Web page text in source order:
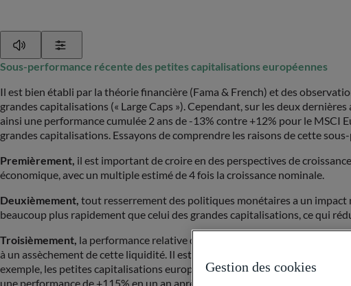
Sous-performance récente des petites capitalisations européennes
Il est bien établi par la théorie financière (Fama & French) et des
grandes capitalisations (« Large Caps »). Cependant, sur les deux
ainsi une performance cumulée 2 ans de -13% contre +12% pour le
grandes capitalisations. Essayons de comprendre les raisons de cette
Premièrement, il est important de croire en des perspectives de
économique, avec un multiple estimé de 4 fois la croissance nominale.
Deuxièmement, tout resserrement des politiques monétaires a un
beaucoup plus rapidement que celui des grandes capitalisations, ce qui
Troisièmement, la performance relative des « Small caps » est
à un assèchement de cette liquidité. Il est également important de
exemple, les petites capitalisations européennes ont rebondi d’environ
une performance de +115% en un an après la chute engendrée par la
Gestion des cookies